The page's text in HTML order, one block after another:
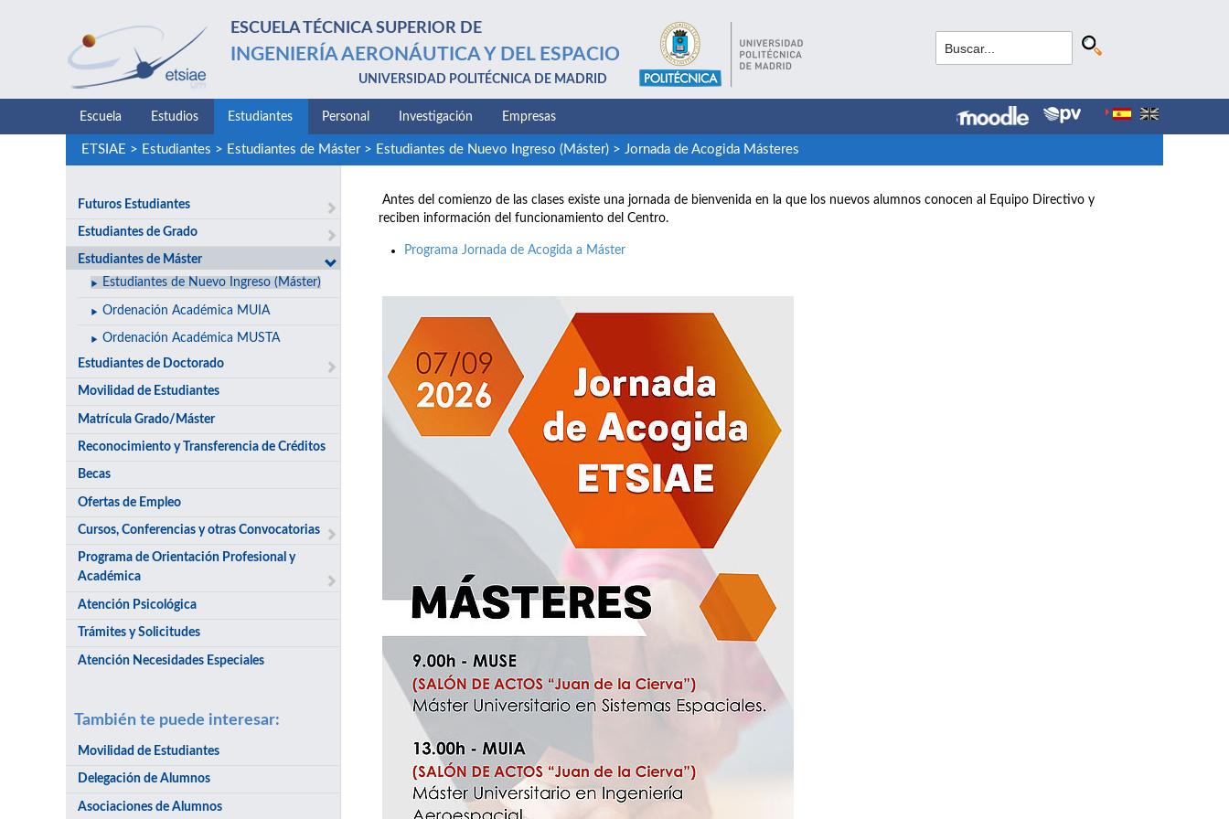
ESCUELA TÉCNICA SUPERIOR DE
INGENIERÍA AERONÁUTICA Y DEL ESPACIO
UNIVERSIDAD POLITÉCNICA DE MADRID
Escuela Estudios Estudiantes Personal Investigación Empresas
ETSIAE > Estudiantes > Estudiantes de Máster> Estudiantes de Nuevo Ingreso (Máster)> Jornada de Acogida Másteres
Futuros Estudiantes
Estudiantes de Grado
Estudiantes de Máster
Estudiantes de Nuevo Ingreso (Máster)
Ordenación Académica MUIA
Ordenación Académica MUSTA
Estudiantes de Doctorado
Movilidad de Estudiantes
Matrícula Grado/Máster
Reconocimiento y Transferencia de Créditos
Becas
Ofertas de Empleo
Cursos, Conferencias y otras Convocatorias
Programa de Orientación Profesional y
Académica
Atención Psicológica
Trámites y Solicitudes
Atención Necesidades Especiales
También te puede interesar:
Movilidad de Estudiantes
Delegación de Alumnos
Asociaciones de Alumnos
Antes del comienzo de las clases existe una jornada de bienvenida en la que los nuevos alumnos conocen al Equipo Directivo y
reciben información del funcionamiento del Centro.
Programa Jornada de Acogida a Máster